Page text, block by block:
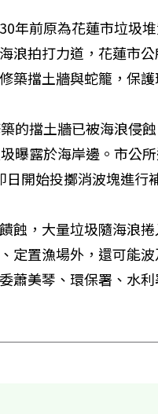
年前原為花蓮市垃圾
浪拍打力道，花蓮市
築擋土牆與蛇籠，保
的擋土牆已被海浪侵
曝露於海岸邊。市公
開始投擲消波塊進行
蝕，大量垃圾隨海浪
定置漁場外，還可能
蕭美琴、環保署、水